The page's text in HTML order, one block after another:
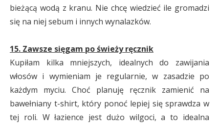
bieżącą wodą z kranu. Nie chcę wiedzieć ile gromadzi
się na niej sebum i innych wynalazków.
15. Zawsze sięgam po świeży ręcznik
Kupiłam kilka mniejszych, idealnych do zawijania
włosów i wymieniam je regularnie, w zasadzie po
każdym myciu. Choć planuję ręcznik zamienić na
bawełniany t-shirt, który ponoć lepiej się sprawdza w
tej roli. W łazience jest dużo wilgoci, a to idealna